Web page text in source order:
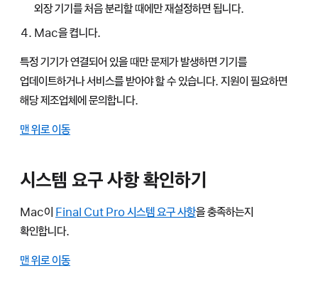
외장 기기를 처음 분리할 때에만 재설정하면 됩니다.
Mac을 켭니다.
특정 기기가 연결되어 있을 때만 문제가 발생하면 기기를
업데이트하거나 서비스를 받아야 할 수 있습니다. 지원이 필요하면
해당 제조업체에 문의합니다.
맨 위로 이동
시스템 요구 사항 확인하기
Mac이 Final Cut Pro 시스템 요구 사항을 충족하는지
확인합니다.
맨 위로 이동